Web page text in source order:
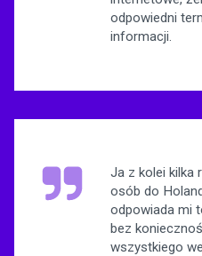
odpowiedni
informacji.
Ja z kolei kilka
osób do
odpowiada mi
bez
wszystkiego